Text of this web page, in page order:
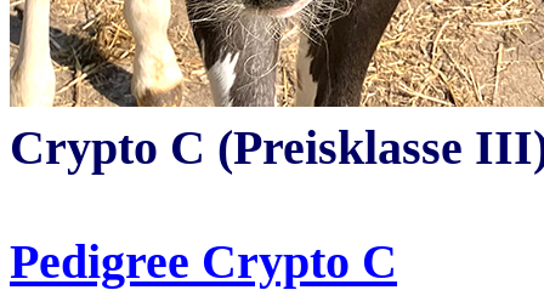
Crypto C (Preisklasse
Pedigree Crypto C